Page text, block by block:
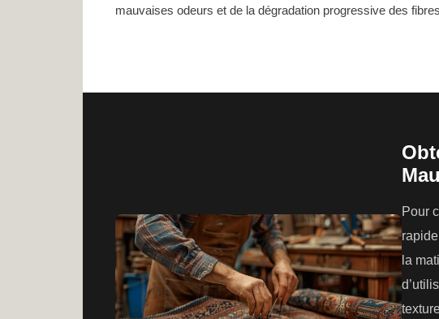
mauvaises odeurs et de la dégradation progressive des
Pour
la